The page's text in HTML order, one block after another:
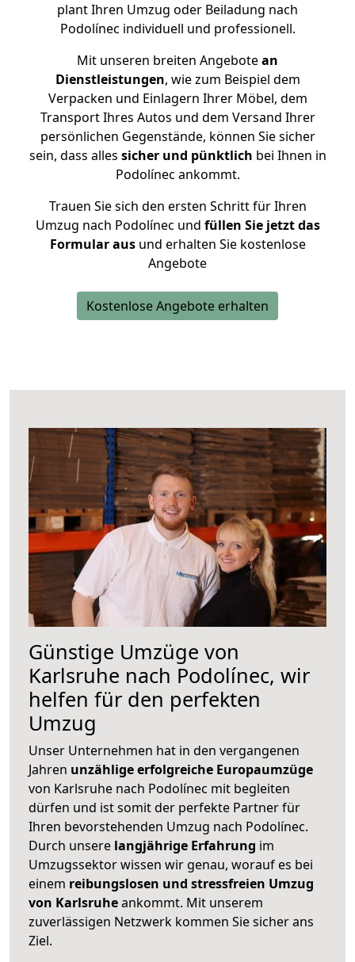
plant Ihren Umzug oder Beiladung nach
Podolínec individuell und professionell.
Mit unseren breiten Angebotean
Dienstleistungen, wie zum Beispiel dem
Verpacken und Einlagern Ihrer Möbel, dem
Transport Ihres Autos und dem Versand Ihrer
persönlichen Gegenstände, können Sie sicher
sein, dass alles sicher und pünktlich bei Ihnen in
Podolínec ankommt.
Trauen Sie sich den ersten Schritt für Ihren
Umzug nach Podolínec und füllen Sie jetzt das
Formular ausund erhalten Sie kostenlose
Angebote
Kostenlose Angebote erhalten
Günstige Umzüge von
Karlsruhe nach Podolínec, wir
helfen für den perfekten
Umzug
Unser Unternehmen hat in den vergangenen
Jahren unzählige erfolgreiche Europaumzüge
von Karlsruhe nach Podolínec mit begleiten
dürfen und ist somit der perfekte Partner für
Ihren bevorstehenden Umzug nach Podolínec.
Durch unsere langjährige Erfahrung im
Umzugssektor wissen wir genau, worauf es bei
einem reibungslosen und stressfreien Umzug
von Karlsruheankommt. Mit unserem
zuverlässigen Netzwerk kommen Sie sicher ans
Ziel.